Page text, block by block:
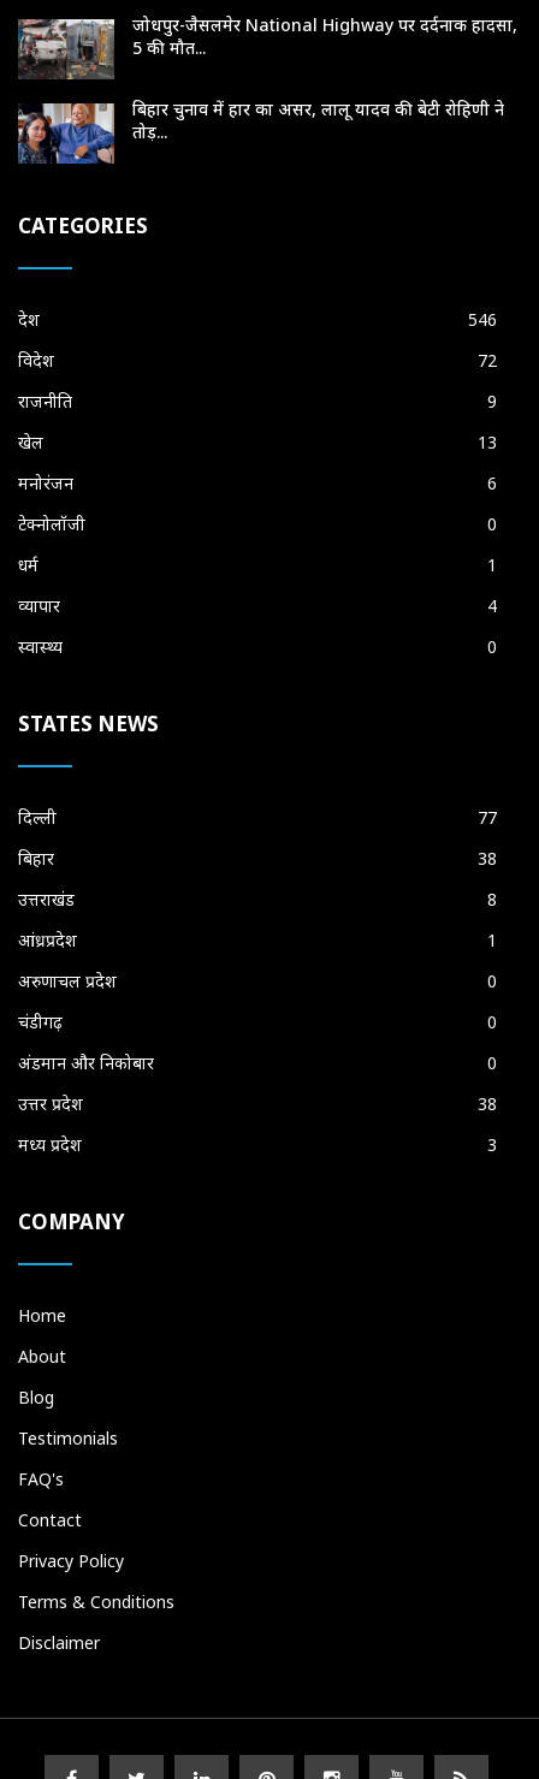
जोधपुर-जैसलमेर National Highway पर दर्दनाक हादसा,
5 की मौत...
बिहार चुनाव में हार का असर, लालू यादव की बेटी रोहिणी ने
तोड़...
CATEGORIES
देश
546
विदेश
72
राजनीति
9
खेल
13
मनोरंजन
6
टेक्नोलॉजी
0
धर्म
1
व्यापार
4
स्वास्थ्य
0
STATES NEWS
दिल्ली
77
बिहार
38
उत्तराखंड
8
आंध्रप्रदेश
1
अरुणाचल प्रदेश
0
चंडीगढ़
0
अंडमान और निकोबार
0
उत्तर प्रदेश
38
मध्य प्रदेश
3
COMPANY
Home
About
Blog
Testimonials
FAQ's
Contact
Privacy Policy
Terms & Conditions
Disclaimer